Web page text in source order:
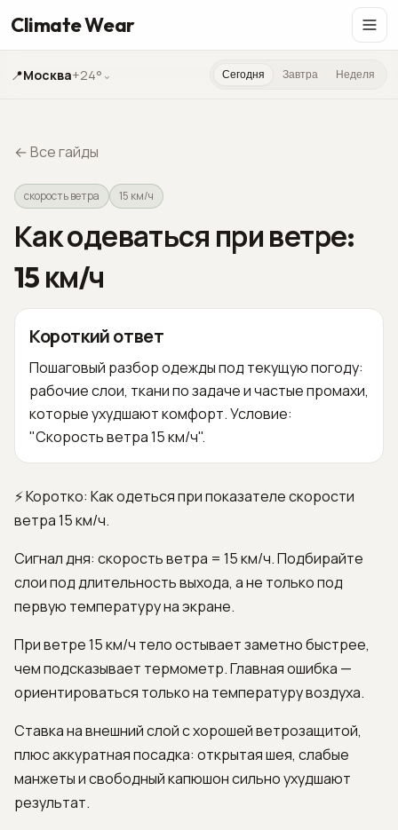
Climate Wear
📍Москва+24° ⌄ Сегодня Завтра Неделя
←Все гайды
скорость ветра 15 км/ч
Как одеваться при ветре:
15 км/ч
Короткий ответ
Пошаговый разбор одежды под текущую погоду:
рабочие слои, ткани по задаче и частые промахи,
которые ухудшают комфорт. Условие:
"Скорость ветра 15 км/ч".
⚡ Коротко: Как одеться при показателе скорости
ветра 15 км/ч.
Сигнал дня: скорость ветра = 15 км/ч. Подбирайте
слои под длительность выхода, а не только под
первую температуру на экране.
При ветре 15 км/ч тело остывает заметно быстрее,
чем подсказывает термометр. Главная ошибка —
ориентироваться только на температуру воздуха.
Ставка на внешний слой с хорошей ветрозащитой,
плюс аккуратная посадка: открытая шея, слабые
манжеты и свободный капюшон сильно ухудшают
результат.